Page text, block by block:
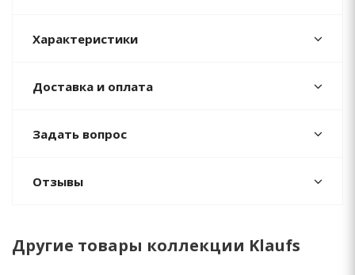
Характеристики
Доставка и оплата
Задать вопрос
Отзывы
Другие товары коллекции Klaufs